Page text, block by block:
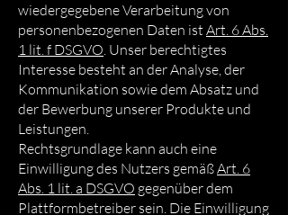
wiedergegebene Verarbeitung von
personenbezogenen Daten ist Art. 6 Abs.
1 lit. f DSGVO. Unser berechtigtes
Interesse besteht an der Analyse, der
Kommunikation sowie dem Absatz und
der Bewerbung unserer Produkte und
Leistungen.
Rechtsgrundlage kann auch eine
Einwilligung des Nutzers gemäßArt. 6
Abs. 1 lit. a DSGVO gegenüber dem
Plattformbetreiber sein. Die Einwilligung